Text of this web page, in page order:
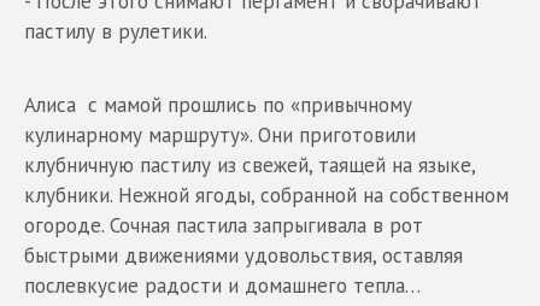
пастилу в рулетики.
Алиса с мамой прошлись по «привычному
кулинарному маршруту». Они приготовили
клубничную пастилу из свежей, таящей на языке,
клубники. Нежной ягоды, собранной на собственном
огороде. Сочная пастила запрыгивала в рот
быстрыми движениями удовольствия, оставляя
послевкусие радости и домашнего тепла…